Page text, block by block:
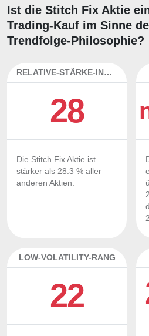
Ist die Stitch Fix Aktie
Trading-Kauf im Sinne
Trendfolge-Philosophie?
RELATIVE-STÄRKE-INDEX
28
Die Stitch Fix Aktie ist
stärker als 28.3 % aller
anderen Aktien.
LOW-VOLATILITY-RANG
22